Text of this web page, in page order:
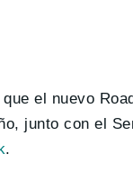
el nuevo
junto con el
.